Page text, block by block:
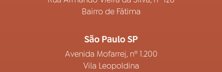
Bairro de Fátima
São Paulo SP
Avenida Mofarrej, nº 1.200
Vila Leopoldina